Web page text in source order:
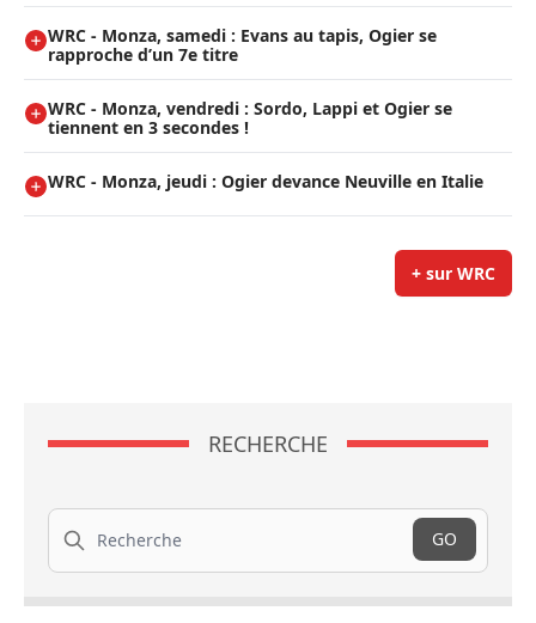
WRC - Monza, samedi : Evans au tapis, Ogier se
rapproche d’un 7e titre
WRC - Monza, vendredi : Sordo, Lappi et Ogier se
tiennent en 3 secondes !
WRC - Monza, jeudi : Ogier devance Neuville en Italie
+ sur WRC
RECHERCHE
Recherche
GO